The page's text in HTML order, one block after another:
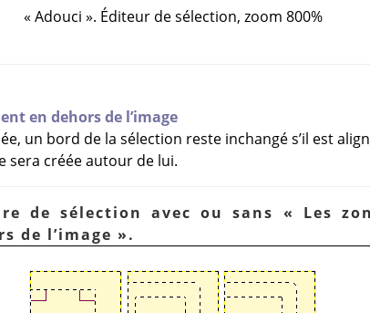
« Adouci ». Éditeur de sélection, zoom 800%
en dehors de l’image
un bord de la sélection reste inchangé s’il est
sera créée autour de lui.
de sélection avec ou sans « Les
de l’image ».